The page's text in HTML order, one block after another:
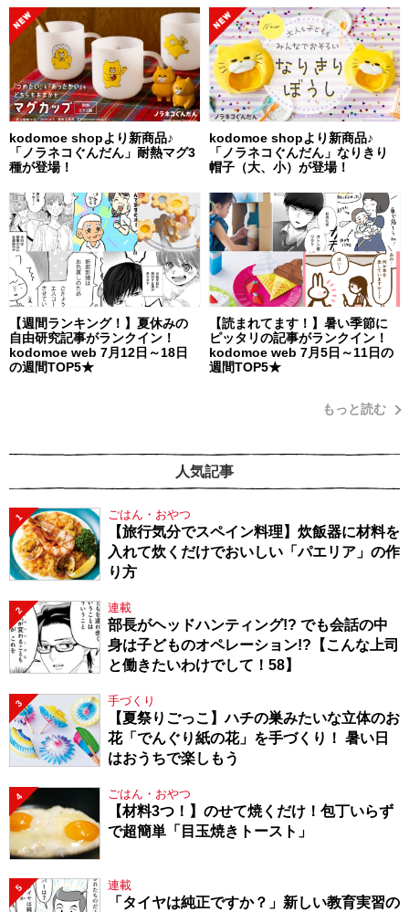
kodomoe shopより新商品♪
「ノラネコぐんだん」耐熱マグ3
種が登場！
kodomoe shopより新商品♪
「ノラネコぐんだん」なりきり
帽子（大、小）が登場！
【週間ランキング！】夏休みの
自由研究記事がランクイン！
kodomoe web 7月12日～18日
の週間TOP5★
【読まれてます！】暑い季節に
ピッタリの記事がランクイン！
kodomoe web 7月5日～11日の
週間TOP5★
もっと読む
人気記事
1 ごはん・おやつ
【旅行気分でスペイン料理】炊飯器に材料を
入れて炊くだけでおいしい「パエリア」の作
り方
2 連載
部長がヘッドハンティング!? でも会話の中
身は子どものオペレーション!?【こんな上司
と働きたいわけでして！58】
3 手づくり
【夏祭りごっこ】ハチの巣みたいな立体のお
花「でんぐり紙の花」を手づくり！ 暑い日
はおうちで楽しもう
4 ごはん・おやつ
【材料3つ！】のせて焼くだけ！包丁いらず
で超簡単「目玉焼きトースト」
5 連載
「タイヤは純正ですか？」新しい教育実習の